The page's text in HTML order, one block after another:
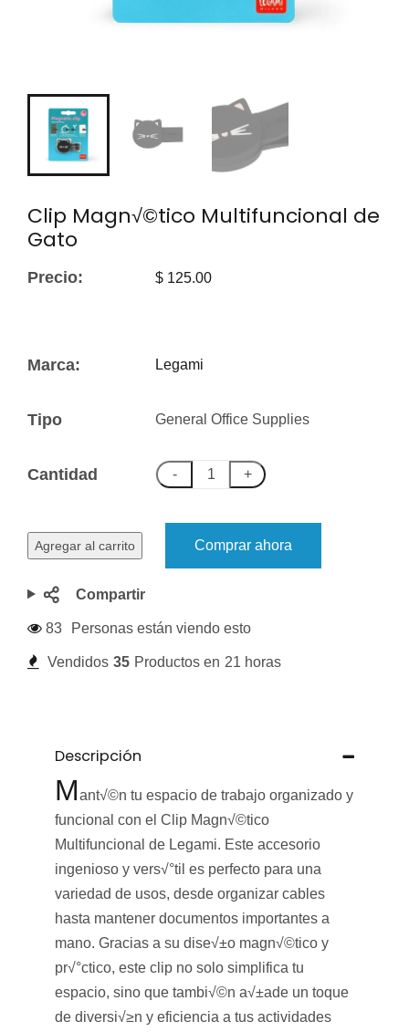
Clip Magn√©tico Multifuncional de
Gato
Precio: $ 125.00
Marca: Legami
Tipo General Office Supplies
Cantidad - +
Agregar al carrito Comprar ahora
Compartir
83 Personas están viendo esto
Vendidos 35 Productos en 21 horas
Descripción
Mant√©n tu espacio de trabajo organizado y
funcional con el Clip Magn√©tico
Multifuncional de Legami. Este accesorio
ingenioso y vers√°til es perfecto para una
variedad de usos, desde organizar cables
hasta mantener documentos importantes a
mano. Gracias a su dise√±o magn√©tico y
pr√°ctico, este clip no solo simplifica tu
espacio, sino que tambi√©n a√±ade un toque
de diversi√≥n y eficiencia a tus actividades